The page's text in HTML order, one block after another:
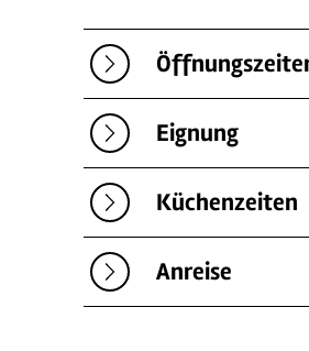
Eignung
Küchenzeiten
Anreise